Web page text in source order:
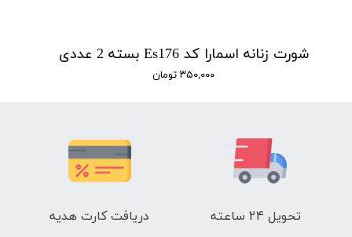
شورت زنانه اسمارا کد Es176 بسته 2 عددی
۳۵۰,۰۰۰ تومان
تحویل 24 ساعته دریافت کارت هدیه